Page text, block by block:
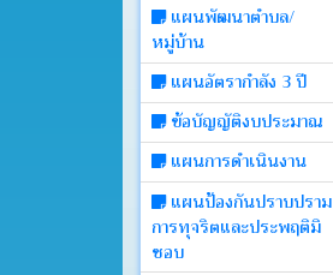
แผนพัฒนาตำบล/
หมู่บ้าน
แผนอัตรากำลัง 3 ปี
ข้อบัญญัติงบประมาณ
แผนการดำเนินงาน
แผนป้องกันปราบปราม
การทุจริตและประพฤติมิ
ชอบ